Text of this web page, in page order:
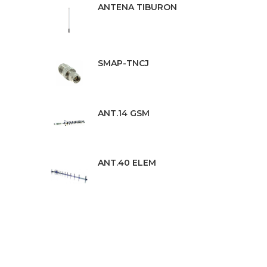
ANTENA TIBURON
SMAP-TNCJ
ANT.14 GSM
ANT.40 ELEM